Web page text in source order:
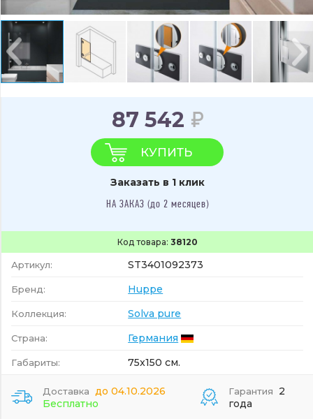
Код товара: 38120
Артикул: ST3401092373
Бренд: Huppe
Коллекция: Solva pure
Страна: Германия
Габариты: 75x150 см.
87 542
КУПИТЬ
Заказать в 1 клик
НА ЗАКАЗ (до 2 месяцев)
Доставка до 04.10.2026
Бесплатно
Гарантия
2
года